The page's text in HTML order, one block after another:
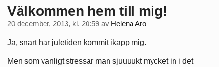
Välkommen hem till mig!
20 december, 2013, kl. 20:59 av Helena Aro
Ja, snart har juletiden kommit ikapp mig.
Men som vanligt stressar man sjuuuukt mycket in i det